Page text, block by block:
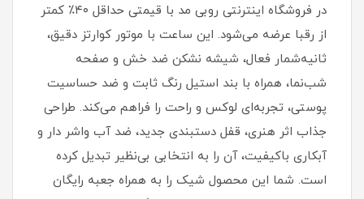
در فروشگاه اینترنتی روبی مد با قیمتی حداقل ۴۰٪ کمتر
از رقبا عرضه می‌شود. این ساعت با موتور کوارتز دقیق،
ثانیه‌شمار فعال، شیشه نشکن ضد خش و صفحه
شب‌نما، همراه با بند استیل رنگ ثابت و ضد حساسیت
پوستی، تجربه‌ای لوکس و راحت را فراهم می‌کند. طراحی
جذاب اثر هنری، قفل دستبندی جدید، ضد آب واشر دار و
آبکاری باکیفیت، آن را به انتخابی بی‌نظیر تبدیل کرده
است. شما این محصول شیک را به همراه جعبه رایگان